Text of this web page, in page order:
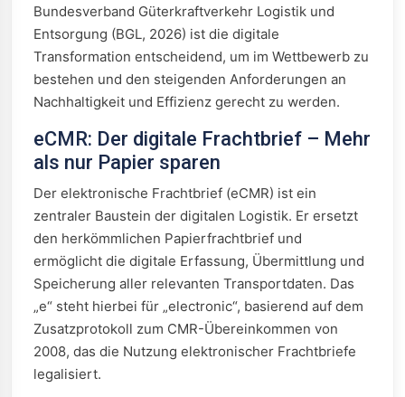
Bundesverband Güterkraftverkehr Logistik und
Entsorgung (BGL, 2026) ist die digitale
Transformation entscheidend, um im Wettbewerb zu
bestehen und den steigenden Anforderungen an
Nachhaltigkeit und Effizienz gerecht zu werden.
eCMR: Der digitale Frachtbrief – Mehr
als nur Papier sparen
Der elektronische Frachtbrief (eCMR) ist ein
zentraler Baustein der digitalen Logistik. Er ersetzt
den herkömmlichen Papierfrachtbrief und
ermöglicht die digitale Erfassung, Übermittlung und
Speicherung aller relevanten Transportdaten. Das
„e“ steht hierbei für „electronic“, basierend auf dem
Zusatzprotokoll zum CMR-Übereinkommen von
2008, das die Nutzung elektronischer Frachtbriefe
legalisiert.